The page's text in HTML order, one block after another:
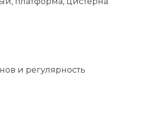
и регулярность